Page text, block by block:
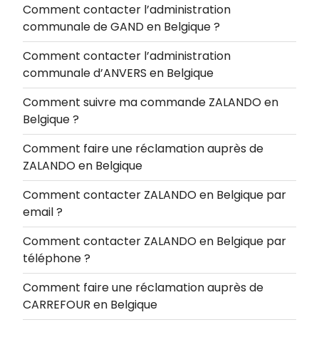
Comment contacter l’administration
communale de GAND en Belgique ?
Comment contacter l’administration
communale d’ANVERS en Belgique
Comment suivre ma commande ZALANDO en
Belgique ?
Comment faire une réclamation auprès de
ZALANDO en Belgique
Comment contacter ZALANDO en Belgique par
email ?
Comment contacter ZALANDO en Belgique par
téléphone ?
Comment faire une réclamation auprès de
CARREFOUR en Belgique